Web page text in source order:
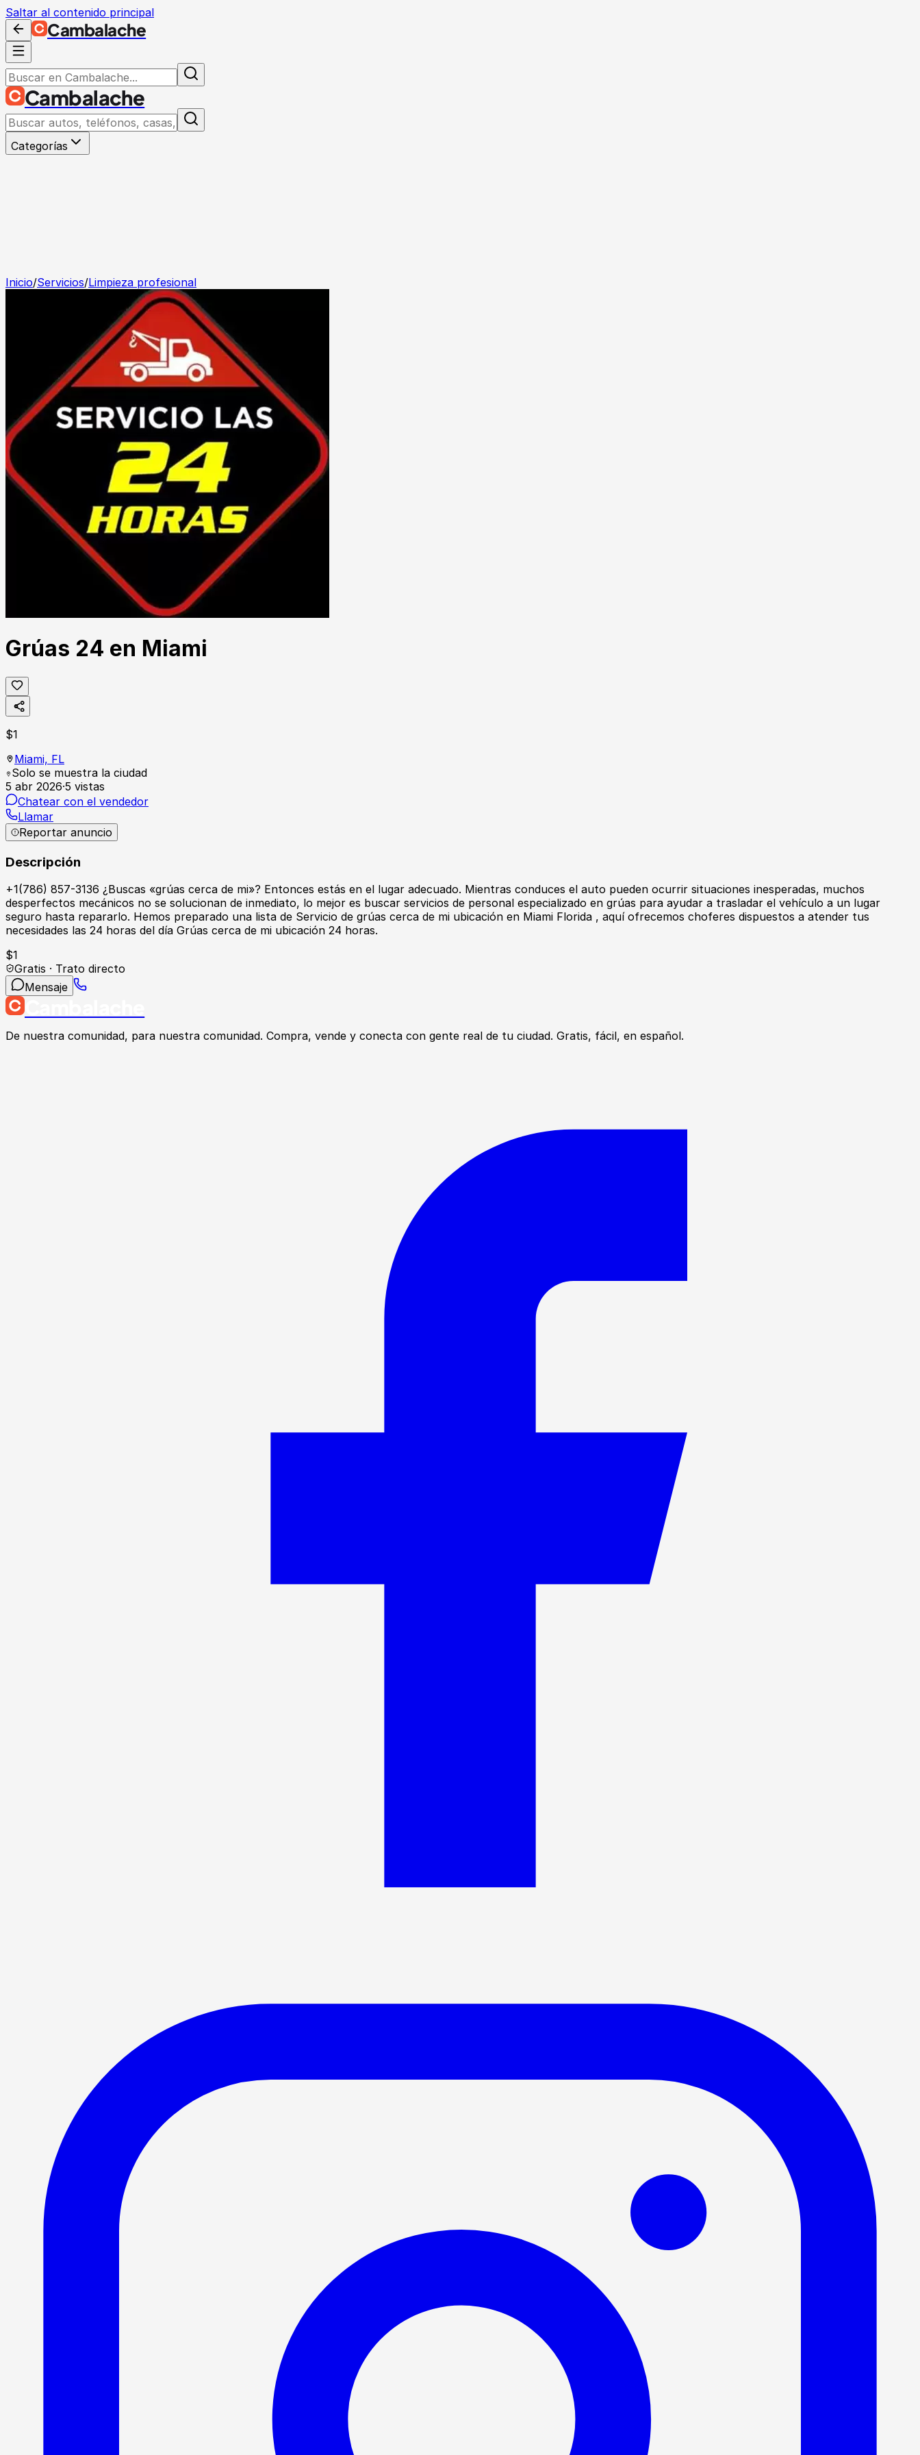
Saltar al contenido principal
Cambalache
Cambalache
Categorías
Inicio/Servicios/Limpieza profesional
Grúas 24 en Miami
$1
Miami, FL
Solo se muestra la ciudad
5 abr 2026·5 vistas
Chatear con el vendedor
Llamar
Reportar anuncio
Descripción
+1(786) 857-3136 ¿Buscas «grúas cerca de mi»? Entonces estás en el lugar adecuado. Mientras conduces el auto pueden ocurrir situaciones inesperadas, muchos
desperfectos mecánicos no se solucionan de inmediato, lo mejor es buscar servicios de personal especializado en grúas para ayudar a trasladar el vehículo a un lugar
seguro hasta repararlo. Hemos preparado una lista de Servicio de grúas cerca de mi ubicación en Miami Florida , aquí ofrecemos choferes dispuestos a atender tus
necesidades las 24 horas del día Grúas cerca de mi ubicación 24 horas.
$1
Gratis · Trato directo
Mensaje
De nuestra comunidad, para nuestra comunidad. Compra, vende y conecta con gente real de tu ciudad. Gratis, fácil, en español.